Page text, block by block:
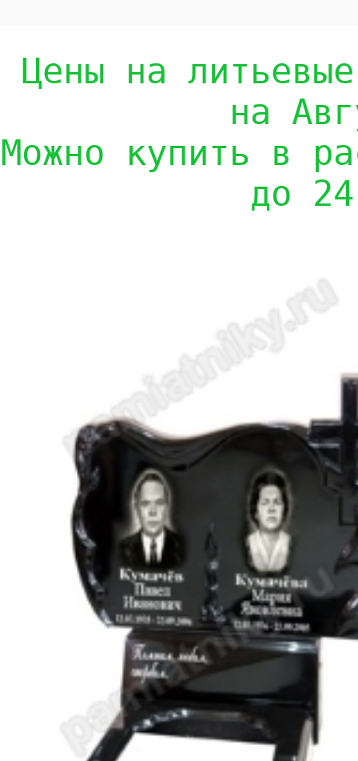
Цены на
на
Можно купить в
до